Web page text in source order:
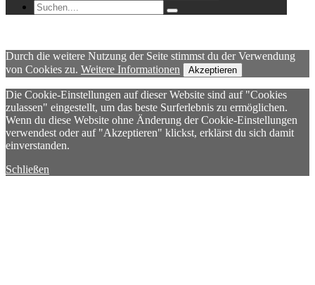
Durch die weitere Nutzung der Seite stimmst du der Verwendung
von Cookies zu. Weitere Informationen Akzeptieren
Die Cookie-Einstellungen auf dieser Website sind auf "Cookies
zulassen" eingestellt, um das beste Surferlebnis zu ermöglichen.
Wenn du diese Website ohne Änderung der Cookie-Einstellungen
verwendest oder auf "Akzeptieren" klickst, erklärst du sich damit
einverstanden.
Schließen